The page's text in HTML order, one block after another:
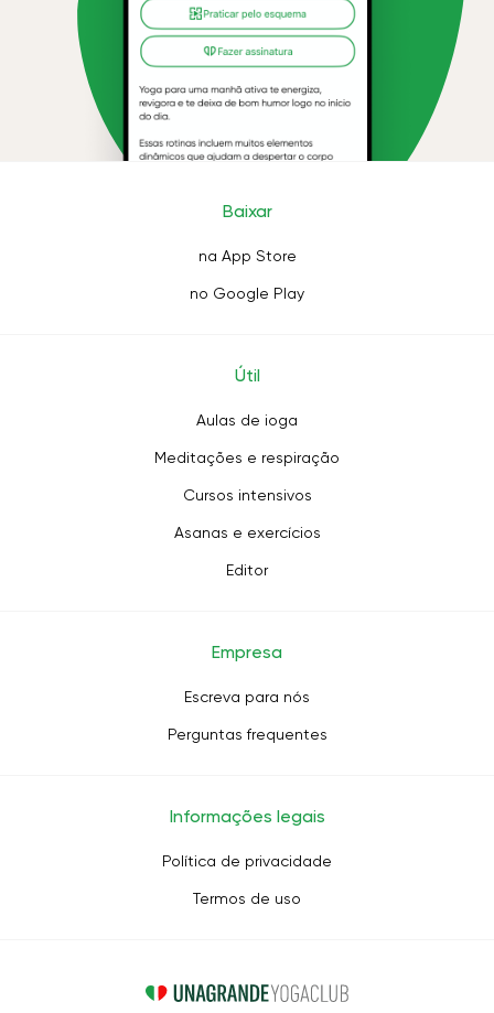
Baixar
na App Store
no Google Play
Útil
Aulas de ioga
Meditações e respiração
Cursos intensivos
Asanas e exercícios
Editor
Empresa
Escreva para nós
Perguntas frequentes
Informações legais
Política de privacidade
Termos de uso